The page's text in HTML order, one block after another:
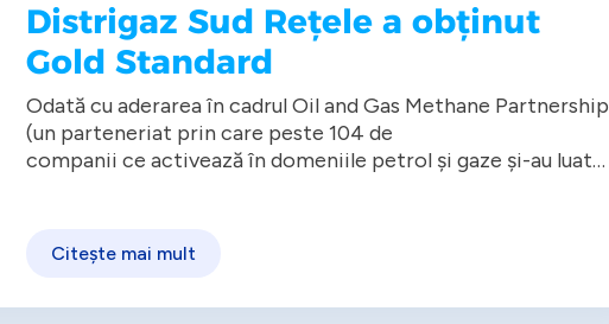
Distrigaz Sud Rețele a obținut
Gold Standard
Odată cu aderarea în cadrul Oil and Gas Methane Partnership
(un parteneriat prin care peste 104 de
companii ce activează în domeniile petrol și gaze și-au luat
angajat să reducă emisiile de metan și să
implementeze standardul global de cuantificare și raportare
Citește mai mult